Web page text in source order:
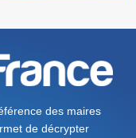
des maires
de décrypter